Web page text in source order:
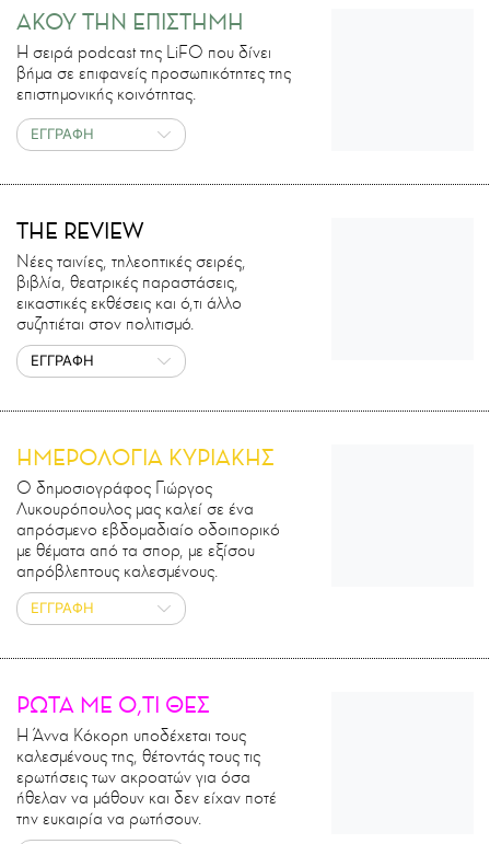
ΑΚΟΥ ΤΗΝ ΕΠΙΣΤΗΜΗ
H σειρά podcast της LiFO που δίνει
βήμα σε επιφανείς προσωπικότητες της
επιστημονικής κοινότητας.
ΕΓΓΡΑΦΗ
THE REVIEW
Νέες ταινίες, τηλεοπτικές σειρές,
βιβλία, θεατρικές παραστάσεις,
εικαστικές εκθέσεις και ό,τι άλλο
συζητιέται στον πολιτισμό.
ΕΓΓΡΑΦΗ
ΗΜΕΡΟΛΟΓΙΑ ΚΥΡΙΑΚΗΣ
Ο δημοσιογράφος Γιώργος
Λυκουρόπουλος μας καλεί σε ένα
απρόσμενο εβδομαδιαίο οδοιπορικό
με θέματα από τα σπορ, με εξίσου
απρόβλεπτους καλεσμένους.
ΕΓΓΡΑΦΗ
ΡΩΤΑ ΜΕ Ο,ΤΙ ΘΕΣ
Η Άννα Κόκορη υποδέχεται τους
καλεσμένους της, θέτοντάς τους τις
ερωτήσεις των ακροατών για όσα
ήθελαν να μάθουν και δεν είχαν ποτέ
την ευκαιρία να ρωτήσουν.